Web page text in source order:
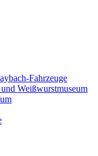
Fahrzeuge
Weißwurstmuseum